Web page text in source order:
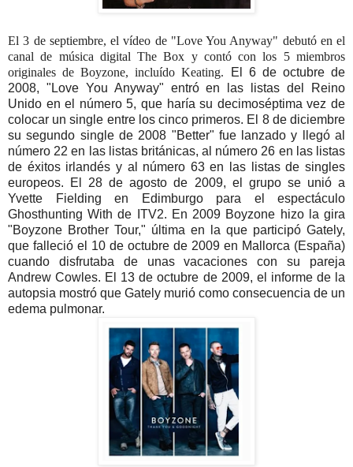
El 3 de septiembre, el vídeo de "Love You Anyway" debutó en el
canal de música digital The Box y contó con los 5 miembros
originales de Boyzone, incluído Keating.
El 6 de octubre de
2008, "Love You Anyway" entró en las listas del Reino
Unido en el número 5, que haría su decimoséptima vez de
colocar un single entre los cinco primeros. El 8 de diciembre
su segundo single de 2008 "Better" fue lanzado y llegó al
número 22 en las listas británicas, al número 26 en las listas
de éxitos irlandés y al número 63 en las listas de singles
europeos. El 28 de agosto de 2009, el grupo se unió a
Yvette Fielding en Edimburgo para el espectáculo
Ghosthunting With de ITV2. En 2009 Boyzone hizo la gira
"Boyzone Brother Tour," última en la que participó Gately,
que falleció el 10 de octubre de 2009 en Mallorca (España)
cuando disfrutaba de unas vacaciones con su pareja
Andrew Cowles. El 13 de octubre de 2009, el informe de la
autopsia mostró que Gately murió como consecuencia de un
edema pulmonar.